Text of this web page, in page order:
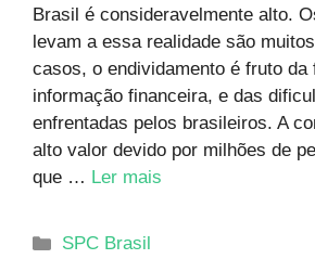
Brasil é consideravelmente alto.
levam a essa realidade são
casos, o endividamento é fruto da
informação financeira, e das
enfrentadas pelos brasileiros. A
alto valor devido por milhões de
que … Ler mais
SPC Brasil